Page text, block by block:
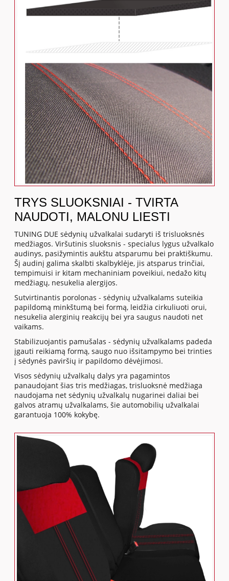
TRYS SLUOKSNIAI - TVIRTA
NAUDOTI, MALONU LIESTI
TUNING DUE sėdynių užvalkalai sudaryti iš trisluoksnės
medžiagos. Viršutinis sluoksnis - specialus lygus užvalkalo
audinys, pasižymintis aukštu atsparumu bei praktiškumu.
Šį audinį galima skalbti skalbyklėje, jis atsparus trinčiai,
tempimuisi ir kitam mechaniniam poveikiui, nedažo kitų
medžiagų, nesukelia alergijos.
Sutvirtinantis porolonas - sėdynių užvalkalams suteikia
papildomą minkštumą bei formą, leidžia cirkuliuoti orui,
nesukelia alerginių reakcijų bei yra saugus naudoti net
vaikams.
Stabilizuojantis pamušalas - sėdynių užvalkalams padeda
įgauti reikiamą formą, saugo nuo išsitampymo bei trinties
į sėdynės paviršių ir papildomo dėvėjimosi.
Visos sėdynių užvalkalų dalys yra pagamintos
panaudojant šias tris medžiagas, trisluoksnė medžiaga
naudojama net sėdynių užvalkalų nugarinei daliai bei
galvos atramų užvalkalams, šie automobilių užvalkalai
garantuoja 100% kokybę.